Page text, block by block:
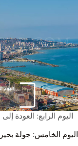
اليوم الرابع: العودة
اليوم الخامس: جولة